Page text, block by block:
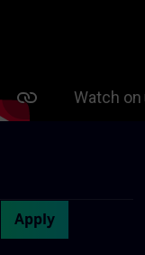
Apply